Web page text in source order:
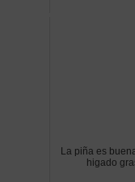
La piña es
higado